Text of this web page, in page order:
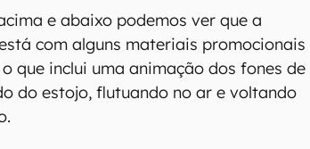
e abaixo podemos ver que a
com alguns materiais promocionais
que inclui uma animação dos fones de
do estojo, flutuando no ar e voltando